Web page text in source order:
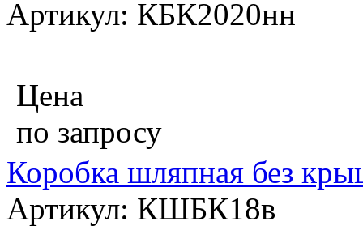
Артикул: КБК2020нн
Цена
по запросу
Коробка шляпная без
Артикул: КШБК18в